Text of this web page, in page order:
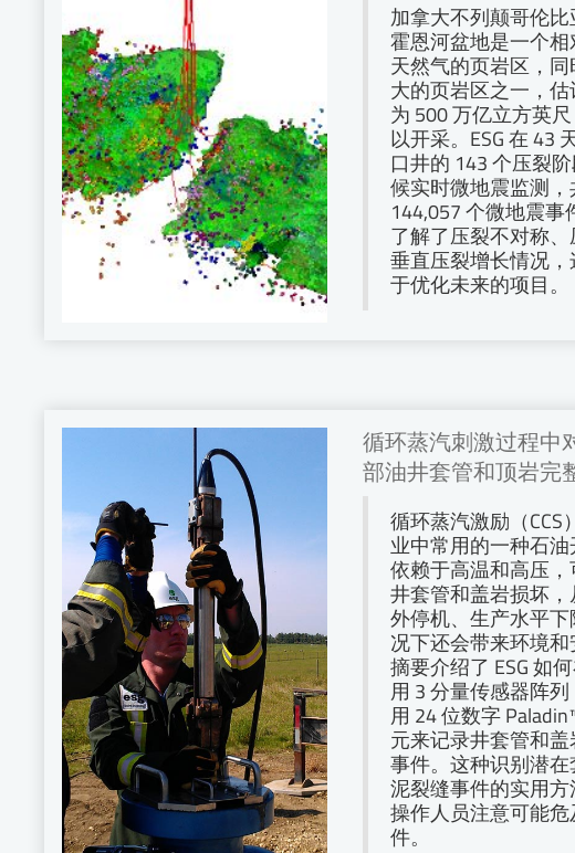
加拿大不列颠哥伦
霍恩河盆地是一个
天然气的页岩区，
大的页岩区之一，
为 500 万亿立方英
以开采。ESG 在 43
口井的 143 个压裂
候实时微地震监测
144,057 个微地震事
了解了压裂不对称
垂直压裂增长情况
于优化未来的项目。
循环蒸汽刺激过程中
部油井套管和顶岩完
循环蒸汽激励（CCS
业中常用的一种石
依赖于高温和高压
井套管和盖岩损坏
外停机、生产水平
况下还会带来环境
摘要介绍了 ESG 如
用 3 分量传感器阵
用 24 位数字
元来记录井套管和
事件。这种识别潜
泥裂缝事件的实用
操作人员注意可能
件。